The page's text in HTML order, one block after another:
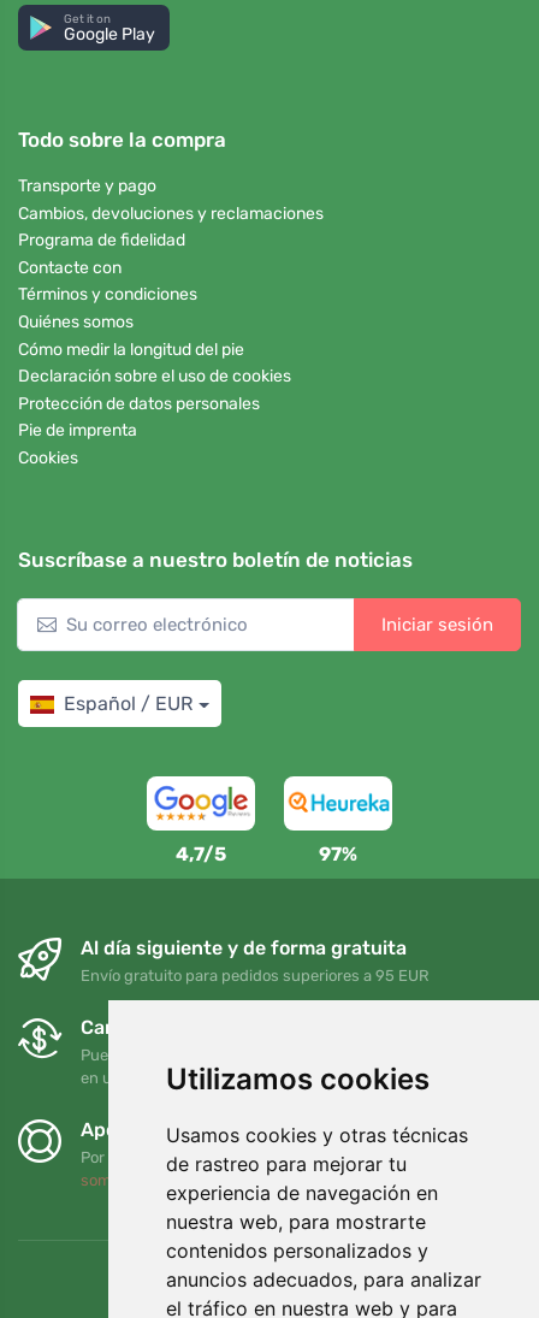
Utilizamos cookies
Usamos cookies y otras técnicas
de rastreo para mejorar tu
experiencia de navegación en
nuestra web, para mostrarte
contenidos personalizados y
anuncios adecuados, para analizar
el tráfico en nuestra web y para
Get it on
Google Play
Todo sobre la compra
Transporte y pago
Cambios, devoluciones y reclamaciones
Programa de fidelidad
Contacte con
Términos y condiciones
Quiénes somos
Cómo medir la longitud del pie
Declaración sobre el uso de cookies
Protección de datos personales
Pie de imprenta
Cookies
Suscríbase a nuestro boletín de noticias
Iniciar sesión
Español / EUR
4,7/5 97%
Al día siguiente y de forma gratuita
Envío gratuito para pedidos superiores a 95 EUR
Cambios y devoluciones gratuitos
Puede devolver o cambiar su pedido en cualquier momento
en un plazo de 90 días
Apoyamos a Trees.org
Por cada pedido plantamos un árbol. Leer más
somos